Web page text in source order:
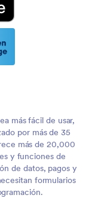
más fácil de usar,
por más de 35
más de 20,000
y funciones de
de datos, pagos y
formularios